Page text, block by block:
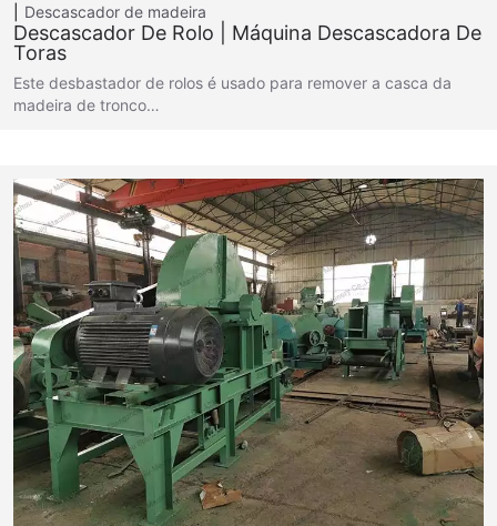
Descascador de madeira
Descascador De Rolo | Máquina Descascadora De
Toras
Este desbastador de rolos é usado para remover a casca da
madeira de tronco…